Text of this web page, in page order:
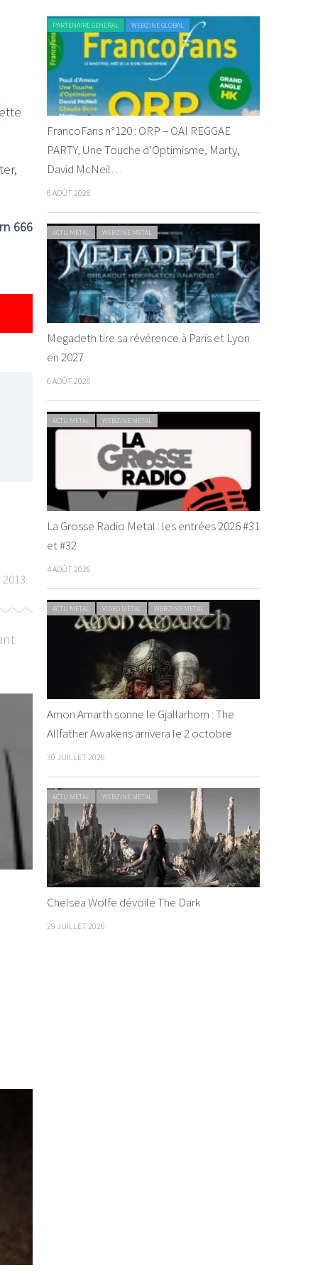
666
PARTENAIRE GENERAL WEBZINE GLOBAL
FrancoFans n°120 : ORP – OAI REGGAE
PARTY, Une Touche d’Optimisme, Marty,
David McNeil…
6 AOÛT 2026
ACTU METAL WEBZINE METAL
Megadeth tire sa révérence à Paris et Lyon
en 2027
6 AOÛT 2026
ACTU METAL WEBZINE METAL
La Grosse Radio Metal : les entrées 2026 #31
et #32
4 AOÛT 2026
ACTU METAL VIDEO METAL WEBZINE METAL
Amon Amarth sonne le Gjallarhorn : The
Allfather Awakens arrivera le 2 octobre
30 JUILLET 2026
ACTU METAL WEBZINE METAL
Chelsea Wolfe dévoile The Dark
29 JUILLET 2026